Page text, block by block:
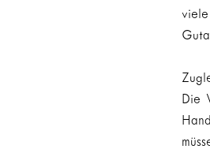
viele
Die